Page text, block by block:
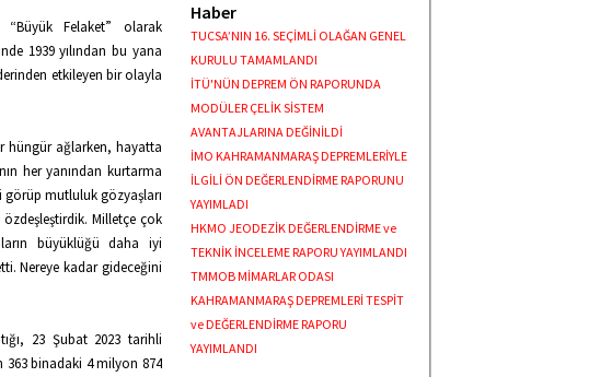
Felaket” olarak
1939 yılından bu yana
etkileyen bir olayla
hüngür ağlarken, hayatta
her yanından kurtarma
görüp mutluluk gözyaşları
Milletçe çok
büyüklüğü daha iyi
Nereye kadar gideceğini
23 Şubat 2023 tarihli
363 binadaki 4 milyon 874
Haber
TUCSA’NIN 16. SEÇİMLİ OLAĞAN GENEL
KURULU TAMAMLANDI
İTÜ'NÜN DEPREM ÖN RAPORUNDA
MODÜLER ÇELİK SİSTEM
AVANTAJLARINA DEĞİNİLDİ
İMO KAHRAMANMARAŞ DEPREMLERİYLE
İLGİLİ ÖN DEĞERLENDİRME RAPORUNU
YAYIMLADI
HKMO JEODEZİK DEĞERLENDİRME ve
TEKNİK İNCELEME RAPORU YAYIMLANDI
TMMOB MİMARLAR ODASI
KAHRAMANMARAŞ DEPREMLERİ TESPİT
ve DEĞERLENDİRME RAPORU
YAYIMLANDI